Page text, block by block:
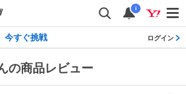
i
すぐ挑戦 ログイン
の商品レビュー